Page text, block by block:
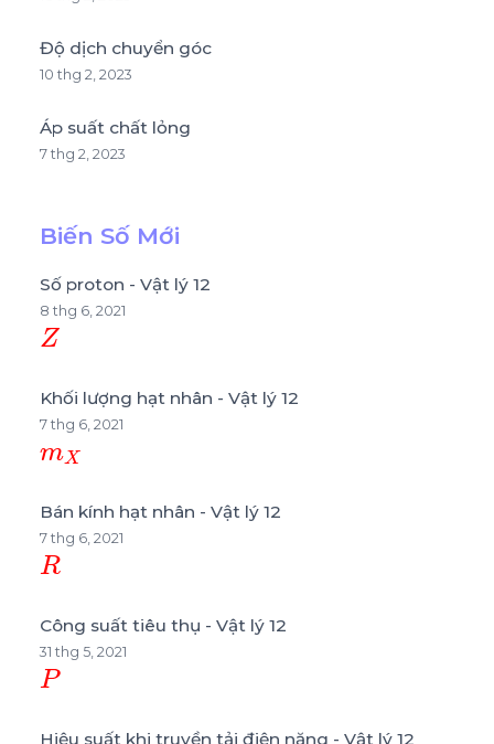
Độ dịch chuyển góc
10 thg 2, 2023
Áp suất chất lỏng
7 thg 2, 2023
Biến Số Mới
Số proton - Vật lý 12
8 thg 6, 2021
Z
Khối lượng hạt nhân - Vật lý 12
7 thg 6, 2021
mX
Bán kính hạt nhân - Vật lý 12
7 thg 6, 2021
R
Công suất tiêu thụ - Vật lý 12
31 thg 5, 2021
P
Hiệu suất khi truyền tải điện năng - Vật lý 12